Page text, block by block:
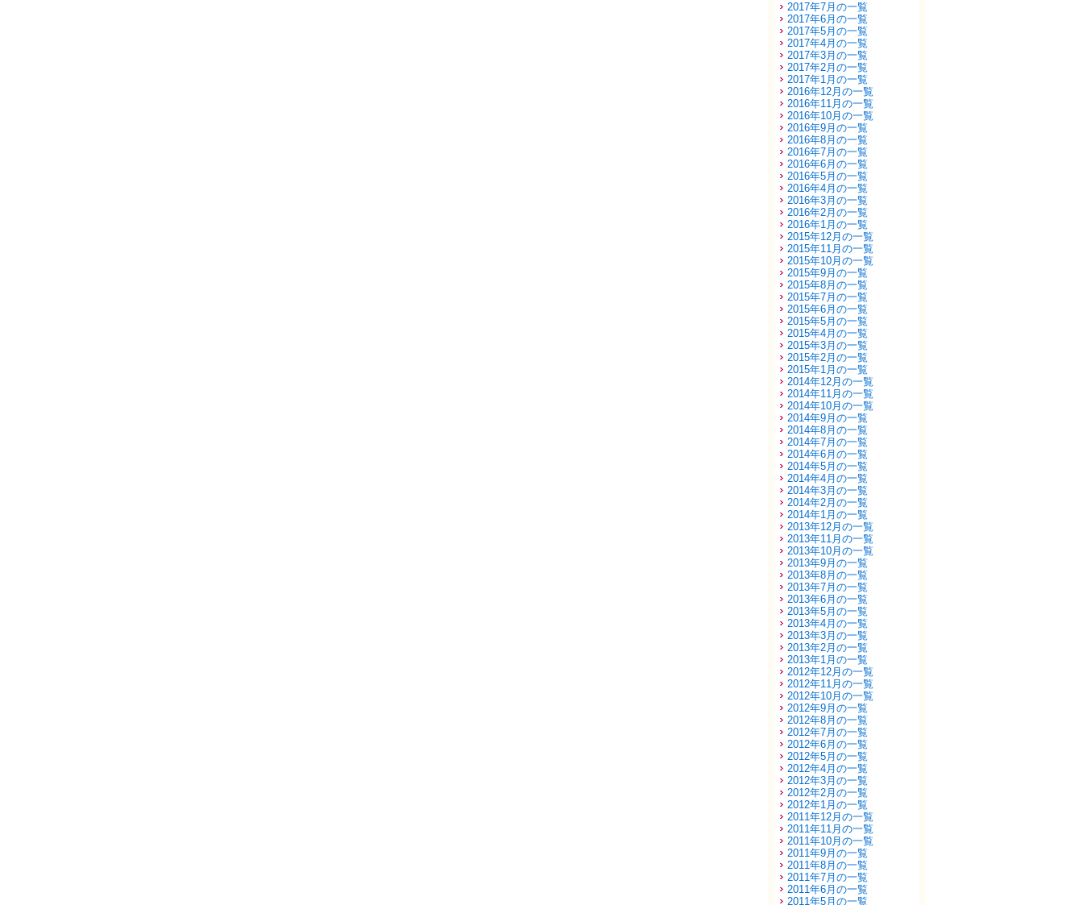
2017年7月の一覧
2017年6月の一覧
2017年5月の一覧
2017年4月の一覧
2017年3月の一覧
2017年2月の一覧
2017年1月の一覧
2016年12月の一覧
2016年11月の一覧
2016年10月の一覧
2016年9月の一覧
2016年8月の一覧
2016年7月の一覧
2016年6月の一覧
2016年5月の一覧
2016年4月の一覧
2016年3月の一覧
2016年2月の一覧
2016年1月の一覧
2015年12月の一覧
2015年11月の一覧
2015年10月の一覧
2015年9月の一覧
2015年8月の一覧
2015年7月の一覧
2015年6月の一覧
2015年5月の一覧
2015年4月の一覧
2015年3月の一覧
2015年2月の一覧
2015年1月の一覧
2014年12月の一覧
2014年11月の一覧
2014年10月の一覧
2014年9月の一覧
2014年8月の一覧
2014年7月の一覧
2014年6月の一覧
2014年5月の一覧
2014年4月の一覧
2014年3月の一覧
2014年2月の一覧
2014年1月の一覧
2013年12月の一覧
2013年11月の一覧
2013年10月の一覧
2013年9月の一覧
2013年8月の一覧
2013年7月の一覧
2013年6月の一覧
2013年5月の一覧
2013年4月の一覧
2013年3月の一覧
2013年2月の一覧
2013年1月の一覧
2012年12月の一覧
2012年11月の一覧
2012年10月の一覧
2012年9月の一覧
2012年8月の一覧
2012年7月の一覧
2012年6月の一覧
2012年5月の一覧
2012年4月の一覧
2012年3月の一覧
2012年2月の一覧
2012年1月の一覧
2011年12月の一覧
2011年11月の一覧
2011年10月の一覧
2011年9月の一覧
2011年8月の一覧
2011年7月の一覧
2011年6月の一覧
2011年5月の一覧